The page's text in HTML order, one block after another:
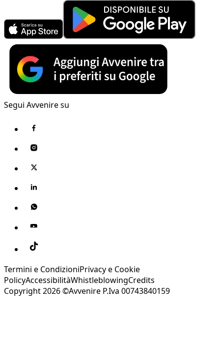
Segui Avvenire su
Termini e CondizioniPrivacy e Cookie
PolicyAccessibilitàWhistleblowingCredits
Copyright 2026 ©Avvenire P.Iva 00743840159